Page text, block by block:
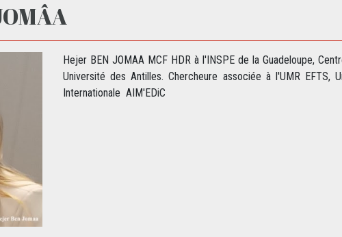
Hejer BEN JOMAA MCF HDR à l'INSPE de la Guadeloupe,
Université des Antilles. Chercheure associée à l'UMR EFTS,
Internationale AIM'EDiC